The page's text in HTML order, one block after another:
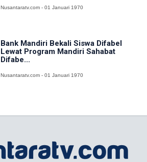
Nusantaratv.com - 01 Januari 1970
Bank Mandiri Bekali Siswa Difabel
Lewat Program Mandiri Sahabat
Difabe...
Nusantaratv.com - 01 Januari 1970